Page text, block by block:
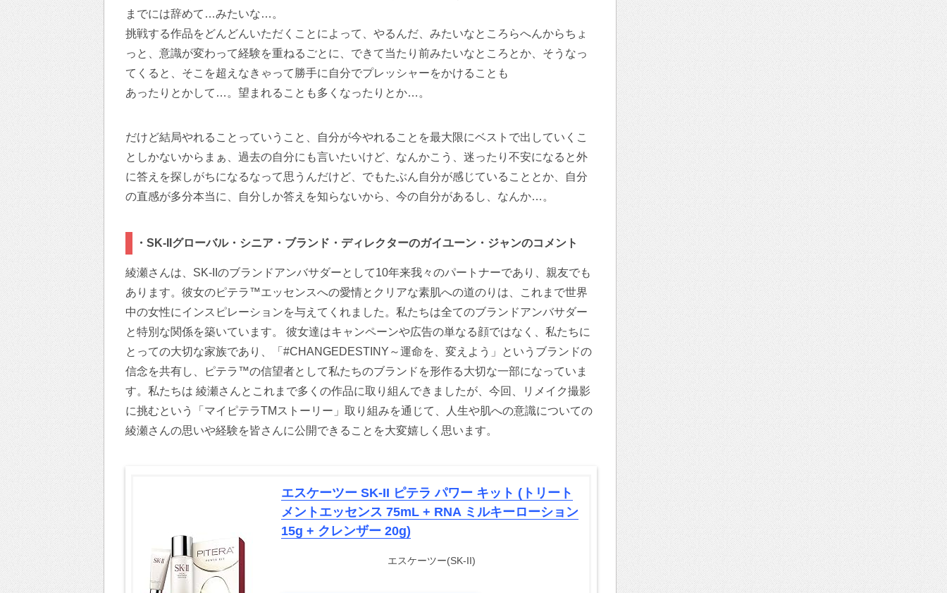
までには辞めて…みたいな…。
挑戦する作品をどんどんいただくことによって、やるんだ、みたいなところらへんからちょ
っと、意識が変わって経験を重ねるごとに、できて当たり前みたいなところとか、そうなっ
てくると、そこを超えなきゃって勝手に自分でプレッシャーをかけることも
あったりとかして…。望まれることも多くなったりとか…。
だけど結局やれることっていうこと、自分が今やれることを最大限にベストで出していくこ
としかないからまぁ、過去の自分にも言いたいけど、なんかこう、迷ったり不安になると外
に答えを探しがちになるなって思うんだけど、でもたぶん自分が感じていることとか、自分
の直感が多分本当に、自分しか答えを知らないから、今の自分があるし、なんか…。
・SK-IIグローバル・シニア・ブランド・ディレクターのガイユーン・ジャンのコメント
綾瀬さんは、SK-IIのブランドアンバサダーとして10年来我々のパートナーであり、親友でも
あります。彼女のピテラ™エッセンスへの愛情とクリアな素肌への道のりは、これまで世界
中の女性にインスピレーションを与えてくれました。私たちは全てのブランドアンバサダー
と特別な関係を築いています。 彼女達はキャンペーンや広告の単なる顔ではなく、私たちに
とっての大切な家族であり、「#CHANGEDESTINY～運命を、変えよう」というブランドの
信念を共有し、ピテラ™の信望者として私たちのブランドを形作る大切な一部になっていま
す。私たちは 綾瀬さんとこれまで多くの作品に取り組んできましたが、今回、リメイク撮影
に挑むという「マイピテラTMストーリー」取り組みを通じて、人生や肌への意識についての
綾瀬さんの思いや経験を皆さんに公開できることを大変嬉しく思います。
エスケーツー SK-II ピテラ パワー キット (トリート
メントエッセンス 75mL + RNA ミルキーローション
15g + クレンザー 20g)
エスケーツー(SK-II)